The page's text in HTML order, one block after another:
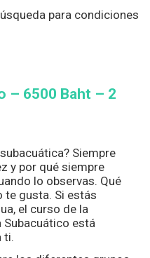
para condiciones
– 6500 Baht – 2
Siempre
y por qué siempre
lo observas. Qué
te gusta. Si estás
el curso de la
Subacuático está
ti.